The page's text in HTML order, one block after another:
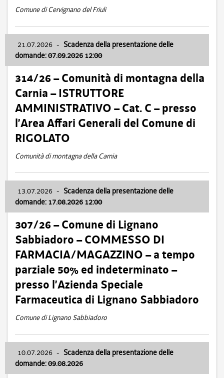
Comune di Cervignano del Friuli
21.07.2026 - Scadenza della presentazione delle
domande: 07.09.2026 12:00
314/26 – Comunità di montagna della
Carnia – ISTRUTTORE
AMMINISTRATIVO – Cat. C – presso
l’Area Affari Generali del Comune di
RIGOLATO
Comunità di montagna della Carnia
13.07.2026 - Scadenza della presentazione delle
domande: 17.08.2026 12:00
307/26 – Comune di Lignano
Sabbiadoro – COMMESSO DI
FARMACIA/MAGAZZINO – a tempo
parziale 50% ed indeterminato –
presso l’Azienda Speciale
Farmaceutica di Lignano Sabbiadoro
Comune di Lignano Sabbiadoro
10.07.2026 - Scadenza della presentazione delle
domande: 09.08.2026